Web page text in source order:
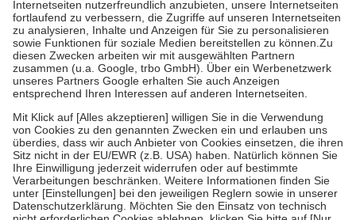
Prozent des Abgabepreises,mindestensjedochfünf Euround
höchstens zehn Euro.Es sind jedoch nie mehr als die tatsächlichen
Kosten der Leistung zu entrichten.
Diese Regeln gelten grundsätzlich auch für Online-Apotheken.
Bei Heilmitteln und häuslicher Krankenpflege beträgt die
Zuzahlung zehn Prozent der Kosten sowie zehn Euro je
Um das Engagement der Versicherten für ihre eigene Gesundheit zu
stärken und die besondere Stellung der Familie zu unterstützen,
fallenkeine Zuzahlungen an bei:
• Kindern und Jugendlichen bis zum vollendeten 18. Lebensjahr
mit Ausnahme der Fahrkosten
• Untersuchungen zur Vorsorge und Früherkennung, die von der